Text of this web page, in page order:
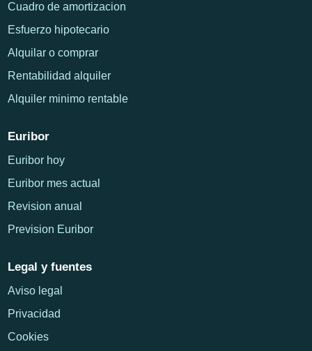
Cuadro de amortizacion
Esfuerzo hipotecario
Alquilar o comprar
Rentabilidad alquiler
Alquiler minimo rentable
Euribor
Euribor hoy
Euribor mes actual
Revision anual
Prevision Euribor
Legal y fuentes
Aviso legal
Privacidad
Cookies